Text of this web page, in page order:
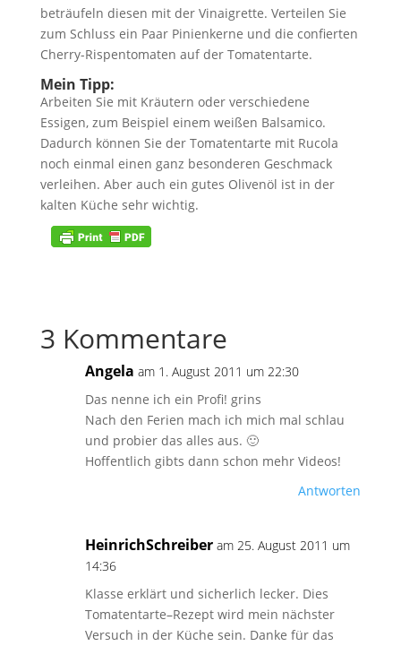
beträufeln diesen mit der Vinaigrette. Verteilen Sie
zum Schluss ein Paar Pinienkerne und die confierten
Cherry-Rispentomaten auf der Tomatentarte.
Mein Tipp:
Arbeiten Sie mit Kräutern oder verschiedene
Essigen, zum Beispiel einem weißen Balsamico.
Dadurch können Sie der Tomatentarte mit Rucola
noch einmal einen ganz besonderen Geschmack
verleihen. Aber auch ein gutes Olivenöl ist in der
kalten Küche sehr wichtig.
3 Kommentare
Angela am 1. August 2011 um 22:30
Das nenne ich ein Profi! grins
Nach den Ferien mach ich mich mal schlau
und probier das alles aus. 🙂
Hoffentlich gibts dann schon mehr Videos!
Antworten
HeinrichSchreiber am 25. August 2011 um
14:36
Klasse erklärt und sicherlich lecker. Dies
Tomatentarte–Rezept wird mein nächster
Versuch in der Küche sein. Danke für das